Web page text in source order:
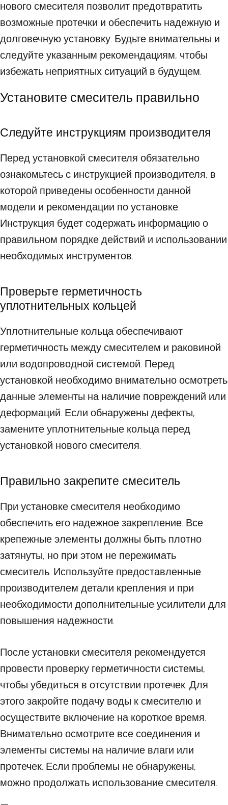
нового смесителя позволит предотвратить
возможные протечки и обеспечить надежную и
долговечную установку. Будьте внимательны и
следуйте указанным рекомендациям, чтобы
избежать неприятных ситуаций в будущем.
Установите смеситель правильно
Следуйте инструкциям производителя
Перед установкой смесителя обязательно
ознакомьтесь с инструкцией производителя, в
которой приведены особенности данной
модели и рекомендации по установке.
Инструкция будет содержать информацию о
правильном порядке действий и использовании
необходимых инструментов.
Проверьте герметичность
уплотнительных кольцей
Уплотнительные кольца обеспечивают
герметичность между смесителем и раковиной
или водопроводной системой. Перед
установкой необходимо внимательно осмотреть
данные элементы на наличие повреждений или
деформаций. Если обнаружены дефекты,
замените уплотнительные кольца перед
установкой нового смесителя.
Правильно закрепите смеситель
При установке смесителя необходимо
обеспечить его надежное закрепление. Все
крепежные элементы должны быть плотно
затянуты, но при этом не пережимать
смеситель. Используйте предоставленные
производителем детали крепления и при
необходимости дополнительные усилители для
повышения надежности.
После установки смесителя рекомендуется
провести проверку герметичности системы,
чтобы убедиться в отсутствии протечек. Для
этого закройте подачу воды к смесителю и
осуществите включение на короткое время.
Внимательно осмотрите все соединения и
элементы системы на наличие влаги или
протечек. Если проблемы не обнаружены,
можно продолжать использование смесителя.